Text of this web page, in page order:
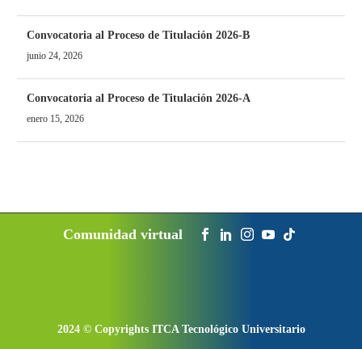
Convocatoria al Proceso de Titulación 2026-B
junio 24, 2026
Convocatoria al Proceso de Titulación 2026-A
enero 15, 2026
2024 © Copyrights ITCA Tecnológico Universitario